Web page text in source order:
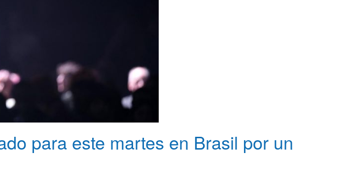
para este martes en Brasil por un